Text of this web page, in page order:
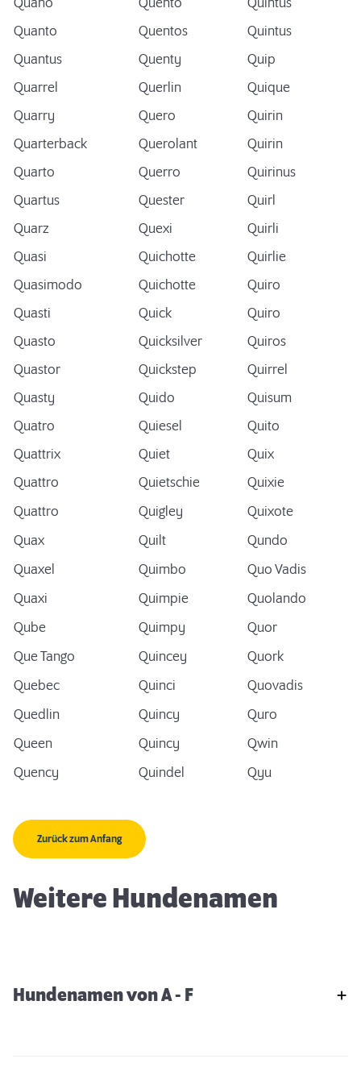
Quano Quento
Quintus
Quanto
Quentos
Quintus
Quantus
Quenty
Quip
Quarrel
Querlin
Quique
Quarry
Quero
Quirin
Quarterback
Querolant
Quirin
Quarto
Querro
Quirinus
Quartus
Quester
Quirl
Quarz
Quexi
Quirli
Quasi
Quichotte
Quirlie
Quasimodo
Quichotte
Quiro
Quasti
Quick
Quiro
Quasto
Quicksilver
Quiros
Quastor
Quickstep
Quirrel
Quasty
Quido
Quisum
Quatro
Quiesel
Quito
Quattrix
Quiet
Quix
Quattro
Quietschie
Quixie
Quattro
Quigley
Quixote
Quax
Quilt
Qundo
Quaxel
Quimbo
Quo Vadis
Quaxi
Quimpie
Quolando
Qube
Quimpy
Quor
Que Tango
Quincey
Quork
Quebec
Quinci
Quovadis
Quedlin
Quincy
Quro
Queen
Quincy
Qwin
Quency
Quindel Qyu
Zurück zum Anfang
Weitere Hundenamen
Hundenamen von A - F